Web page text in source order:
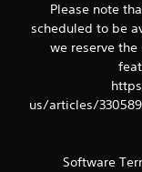
Please note
scheduled to be
we reserve
us/articles/
Software